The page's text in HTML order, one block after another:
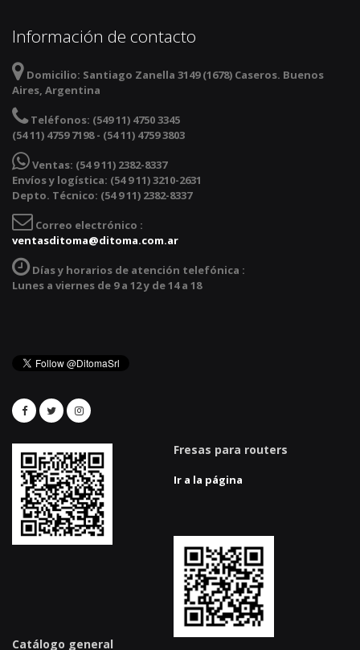
Información de contacto
Domicilio: Santiago Zanella 3149 (1678) Caseros. Buenos
Aires, Argentina
Teléfonos: (549 11) 4750 3345
(54 11) 4759 7198 - (54 11) 4759 3803
Ventas: (54 9 11) 2382-8337
Envíos y logística: (54 9 11) 3210-2631
Depto. Técnico: (54 9 11) 2382-8337
Correo electrónico :
ventasditoma@ditoma.com.ar
Días y horarios de atención telefónica :
Lunes a viernes de 9 a 12 y de 14 a 18
Fresas para routers
Ir a la página
Catálogo general